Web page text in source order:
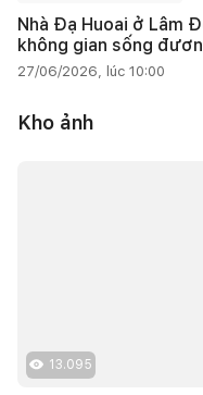
Nhà Đạ Huoai ở Lâm
không gian sống
27/06/2026, lúc 10:00
Kho ảnh
13.095